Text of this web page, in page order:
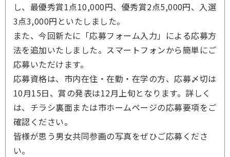
し、最優秀賞1点10,000円、優秀賞2点5,000円、入選
3点3,000円といたしました。
また、今回新たに「応募フォーム入力」による応募方
法を追加いたしました。スマートフォンから簡単にご
応募いただけます。
応募資格は、市内在住・在勤・在学の方、応募〆切は
10月15日、賞の発表は12月上旬となります。詳しく
は、チラシ裏面または市ホームページの応募要項をご
確認ください。
皆様が思う男女共同参画の写真をぜひご応募くださ
い。